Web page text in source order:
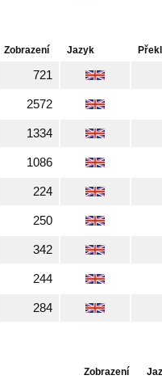
Zobrazení Jazyk
721
2572
1334
1086
224
250
342
244
284
Zobrazení